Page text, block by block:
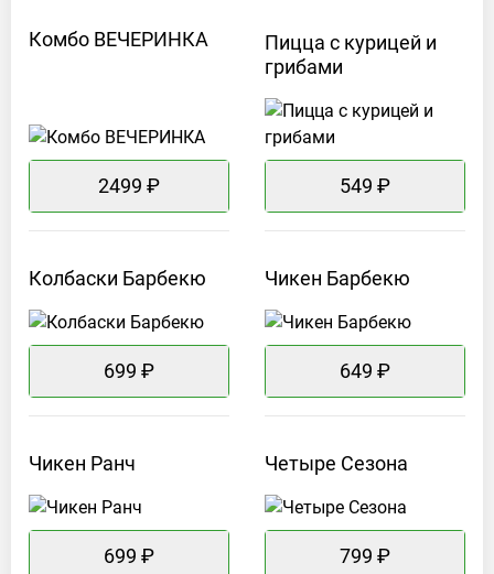
Комбо ВЕЧЕРИНКА
2499 ₽
Пицца с курицей и
грибами
549 ₽
Колбаски Барбекю
699 ₽
Чикен Барбекю
649 ₽
Чикен Ранч
699 ₽
Четыре Сезона
799 ₽